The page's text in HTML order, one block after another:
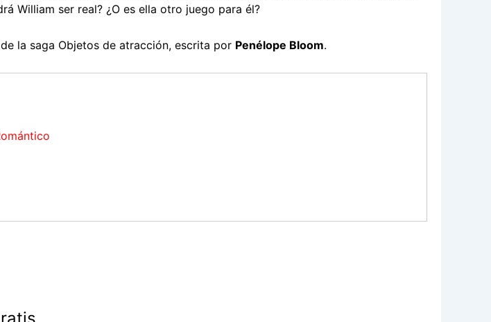
William ser real? ¿O es ella otro juego para él?
la saga Objetos de atracción, escrita por Penélope Bloom.